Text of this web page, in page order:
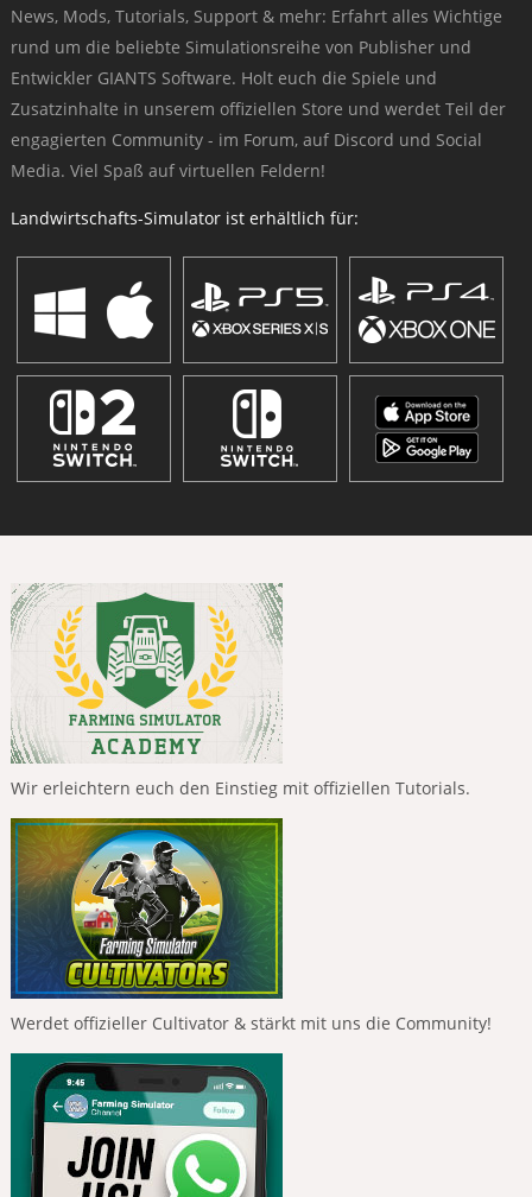
News, Mods, Tutorials, Support & mehr: Erfahrt alles Wichtige
rund um die beliebte Simulationsreihe von Publisher und
Entwickler GIANTS Software. Holt euch die Spiele und
Zusatzinhalte in unserem offiziellen Store und werdet Teil der
engagierten Community - im Forum, auf Discord und Social
Media. Viel Spaß auf virtuellen Feldern!
Landwirtschafts-Simulator ist erhältlich für:
Wir erleichtern euch den Einstieg mit offiziellen Tutorials.
Werdet offizieller Cultivator & stärkt mit uns die Community!